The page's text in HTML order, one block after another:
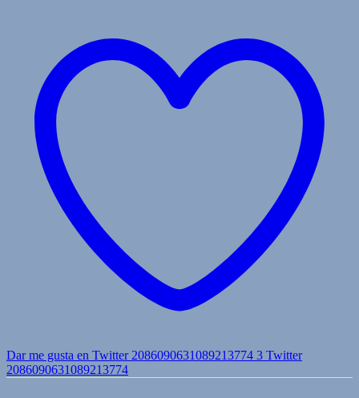
Dar me gusta en Twitter 2086090631089213774 3 Twitter
2086090631089213774